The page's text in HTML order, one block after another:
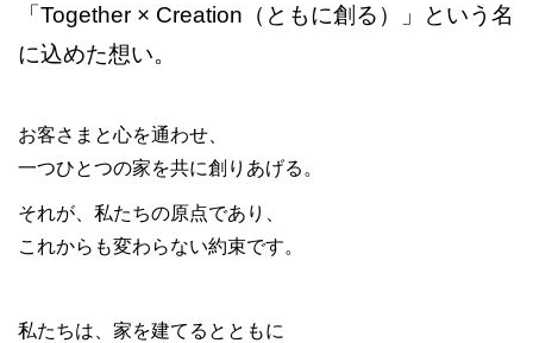
「Together × Creation（ともに創る）」という名
に込めた想い。
お客さまと心を通わせ、
一つひとつの家を共に創りあげる。
それが、私たちの原点であり、
これからも変わらない約束です。
私たちは、家を建てるとともに